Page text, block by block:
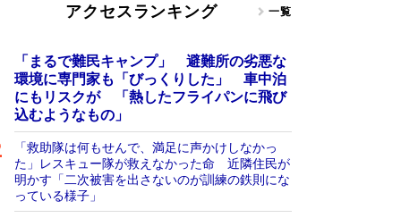
アクセスランキング 一覧
「まるで難民キャンプ」 避難所の劣悪な
環境に専門家も「びっくりした」 車中泊
にもリスクが 「熱したフライパンに飛び
込むようなもの」
「救助隊は何もせんで、満足に声かけしなかっ
た」レスキュー隊が救えなかった命 近隣住民が
明かす「二次被害を出さないのが訓練の鉄則にな
っている様子」